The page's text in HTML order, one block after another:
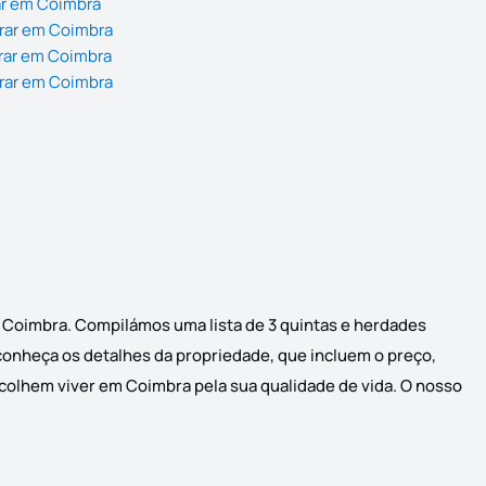
em Coimbra
em Coimbra
em Coimbra
Compilámos uma lista de 3 quintas e herdades
os detalhes da propriedade, que incluem o preço,
viver em Coimbra pela sua qualidade de vida. O nosso